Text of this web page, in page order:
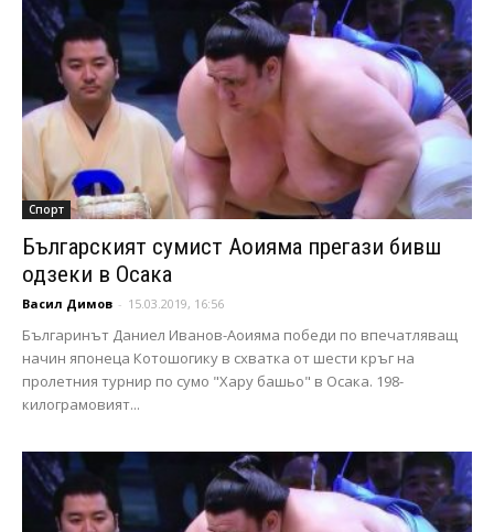
Спорт
Българският сумист Аоияма прегази бивш
одзеки в Осака
Васил Димов - 15.03.2019, 16:56
Българинът Даниел Иванов-Аоияма победи по впечатляващ
начин японеца Котошогику в схватка от шести кръг на
пролетния турнир по сумо "Хару башьо" в Осака. 198-
килограмовият...